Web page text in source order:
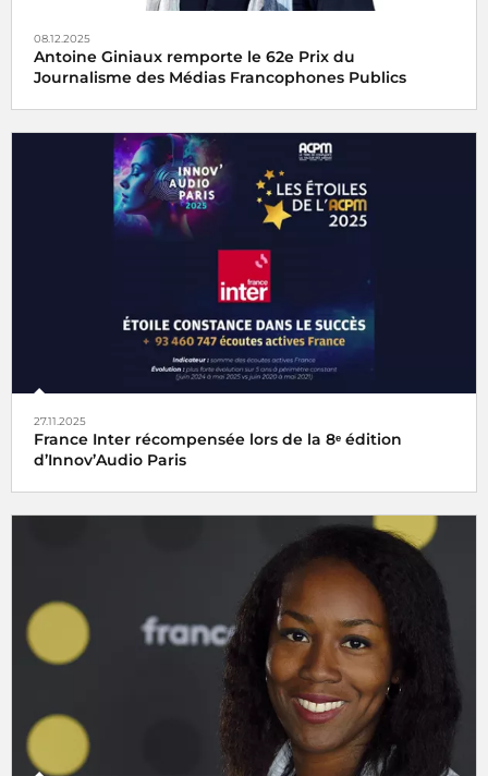
08.12.2025
Antoine Giniaux remporte le 62e Prix du
Journalisme des Médias Francophones Publics
Le 62e Prix du Journalisme des Médias Francophones
Publics est décerné à Antoine Giniaux pour Radio France
27.11.2025
France Inter récompensée lors de la 8ᵉ édition
d’Innov’Audio Paris
Étoile Radio de la Constance dans le
Étoile Classique Web radiode l'ACPM 2025